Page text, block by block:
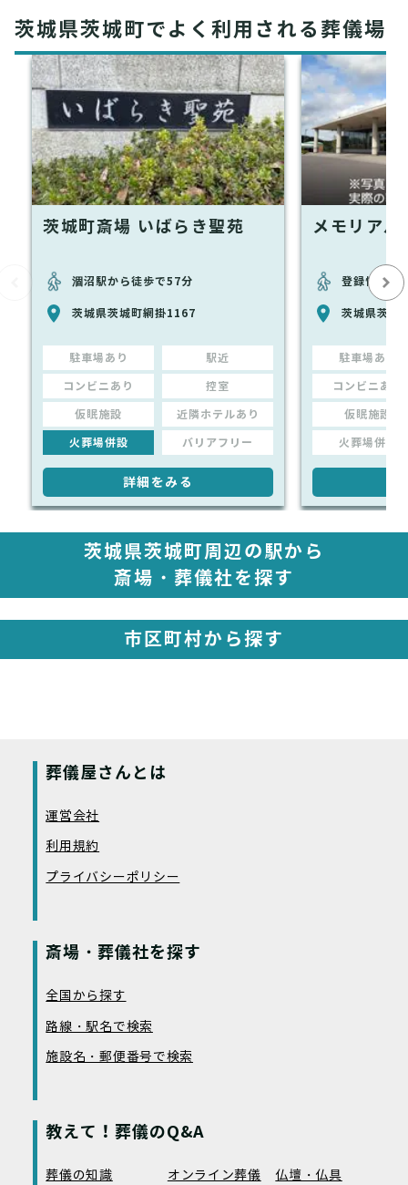
茨城県茨城町でよく利用される葬儀場
茨城町斎場 いばらき聖苑
涸沼駅から徒歩で57分
茨城県茨城町網掛1167
駐車場あり 駅近
コンビニあり 控室
仮眠施設 近隣ホテルあり
火葬場併設 バリアフリー
詳細をみる
メモリアル
登録情報な
茨城県茨城
駐車場あり
コンビニあり
仮眠施設
火葬場併設
茨城県茨城町周辺の駅から
斎場・葬儀社を探す
市区町村から探す
葬儀屋さんとは
運営会社
利用規約
プライバシーポリシー
斎場・葬儀社を探す
全国から探す
路線・駅名で検索
施設名・郵便番号で検索
教えて！葬儀のQ&A
葬儀の知識 オンライン葬儀
仏壇・仏具